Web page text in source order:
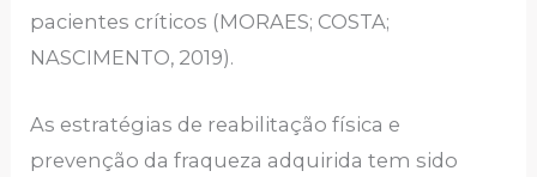
pacientes críticos (MORAES; COSTA;
NASCIMENTO, 2019).
As estratégias de reabilitação física e
prevenção da fraqueza adquirida tem sido